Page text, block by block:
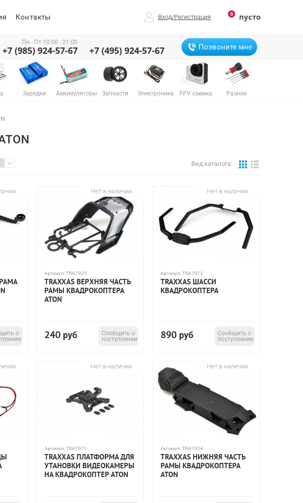
0 пусто
Вход/Регистрация
Контакты
Пн - Пт 10:00 - 21:00
+7 (985) 924-57-67 +7 (495) 924-57-67 Позвоните мне
Зарядки Аккумуляторы Запчасти Электроника FPV съемка Разное
Вид каталога:
о
Нет в наличии
Артикул:TRA7925
TRAXXAS ВЕРХНЯЯ ЧАСТЬ
РАМЫ КВАДРОКОПТЕРА
ATON
240 руб
Сообщить о
поступлении
Нет в наличии
Артикул:TRA7973
TRAXXAS ШАССИ
КВАДРОКОПТЕРА
890 руб
Сообщить о
поступлении
Нет в наличии
Артикул:TRA7971
TRAXXAS ПЛАТФОРМА ДЛЯ
УТАНОВКИ ВИДЕОКАМЕРЫ
НА КВАДРОКОПТЕР ATON
Нет в наличии
Артикул:TRA7924
TRAXXAS НИЖНЯЯ ЧАСТЬ
РАМЫ КВАДРОКОПТЕРА
ATON